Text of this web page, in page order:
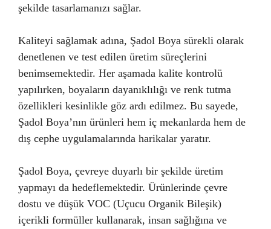
şekilde tasarlamanızı sağlar.
Kaliteyi sağlamak adına, Şadol Boya sürekli olarak
denetlenen ve test edilen üretim süreçlerini
benimsemektedir. Her aşamada kalite kontrolü
yapılırken, boyaların dayanıklılığı ve renk tutma
özellikleri kesinlikle göz ardı edilmez. Bu sayede,
Şadol Boya’nın ürünleri hem iç mekanlarda hem de
dış cephe uygulamalarında harikalar yaratır.
Şadol Boya, çevreye duyarlı bir şekilde üretim
yapmayı da hedeflemektedir. Ürünlerinde çevre
dostu ve düşük VOC (Uçucu Organik Bileşik)
içerikli formüller kullanarak, insan sağlığına ve